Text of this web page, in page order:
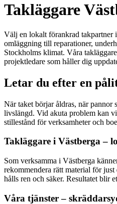
Takläggare
Välj en lokalt förankrad takpartner
omläggning till reparationer,
Stockholms klimat. Våra
projektledare som håller dig
Letar du efter en
När taket börjar åldras, när pannor
livslängd. Vid akuta problem kan
stillestånd för verksamheter och
Takläggare i Västberga –
Som verksamma i Västberga
rekommendera rätt material för
hålls ren och säker. Resultatet blir
Våra tjänster –